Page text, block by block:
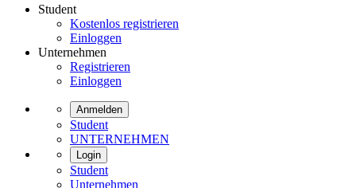
Student
Kostenlos registrieren
Einloggen
Unternehmen
Registrieren
Einloggen
Anmelden
Student
UNTERNEHMEN
Login
Student
Unternehmen